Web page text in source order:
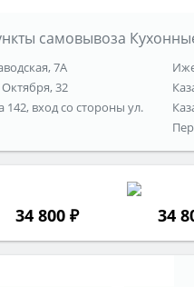
34 800 ₽ 34
самовывоза
7А
32
142, вход со стороны ул.